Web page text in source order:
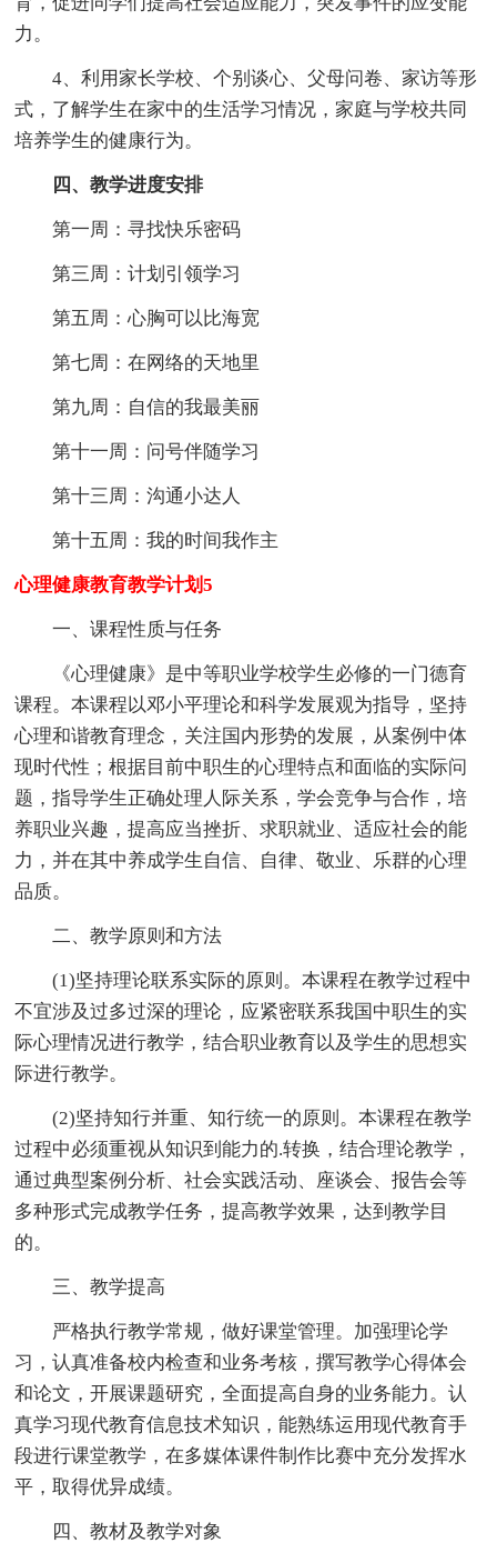
力。
4、利用家长学校、个别谈心、父母问卷、家访等形
式，了解学生在家中的生活学习情况，家庭与学校共同
培养学生的健康行为。
四、教学进度安排
第一周：寻找快乐密码
第三周：计划引领学习
第五周：心胸可以比海宽
第七周：在网络的天地里
第九周：自信的我最美丽
第十一周：问号伴随学习
第十三周：沟通小达人
第十五周：我的时间我作主
心理健康教育教学计划5
一、课程性质与任务
《心理健康》是中等职业学校学生必修的一门德育
课程。本课程以邓小平理论和科学发展观为指导，坚持
心理和谐教育理念，关注国内形势的发展，从案例中体
现时代性；根据目前中职生的心理特点和面临的实际问
题，指导学生正确处理人际关系，学会竞争与合作，培
养职业兴趣，提高应当挫折、求职就业、适应社会的能
力，并在其中养成学生自信、自律、敬业、乐群的心理
品质。
二、教学原则和方法
(1)坚持理论联系实际的原则。本课程在教学过程中
不宜涉及过多过深的理论，应紧密联系我国中职生的实
际心理情况进行教学，结合职业教育以及学生的思想实
际进行教学。
(2)坚持知行并重、知行统一的原则。本课程在教学
过程中必须重视从知识到能力的.转换，结合理论教学，
通过典型案例分析、社会实践活动、座谈会、报告会等
多种形式完成教学任务，提高教学效果，达到教学目
的。
三、教学提高
严格执行教学常规，做好课堂管理。加强理论学
习，认真准备校内检查和业务考核，撰写教学心得体会
和论文，开展课题研究，全面提高自身的业务能力。认
真学习现代教育信息技术知识，能熟练运用现代教育手
段进行课堂教学，在多媒体课件制作比赛中充分发挥水
平，取得优异成绩。
四、教材及教学对象